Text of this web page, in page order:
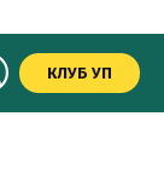
КЛУБ УП